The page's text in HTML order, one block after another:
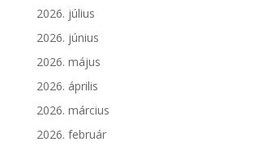
2026. július
2026. június
2026. május
2026. április
2026. március
2026. február